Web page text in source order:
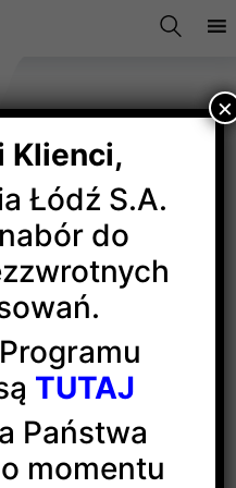
osiedle
Łódź, wytwórca
pierwsze
ze strategią
Łodzi. W ramach
mieszkaniowych
będą montowane
zasilanie
Klienci,
Łódź S.A.
do
TUTAJ
Państwa
momentu
×